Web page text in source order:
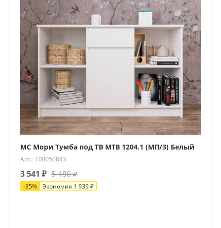
МС Мори Тумба под ТВ МТВ 1204.1 (МП/3) Белый
Арт.: 100050843
3 541 ₽ 5 480₽
-35% Экономия 1 939₽